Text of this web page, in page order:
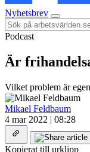
Nyhetsbrev
Podcast
Är
Vilket problem är
Mikael Feldbaum
4 mar 2022 | 08:28
Kopierat till urklipp